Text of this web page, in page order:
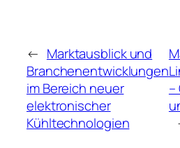
← Marktausblick und
Branchenentwicklungen
im Bereich neuer
elektronischer
Kühltechnologien
–